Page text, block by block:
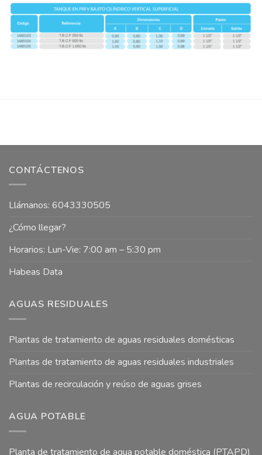
CONTÁCTENOS
Llámanos: 6043330505
¿Cómo llegar?
Horarios: Lun-Vie: 7:00 am – 5:30 pm
Habeas Data
AGUAS RESIDUALES
Plantas de tratamiento de aguas residuales domésticas
Plantas de tratamiento de aguas residuales industriales
Plantas de recirculación y reúso de aguas grises
AGUA POTABLE
Planta de tratamiento de agua potable doméstica (PTAPD)